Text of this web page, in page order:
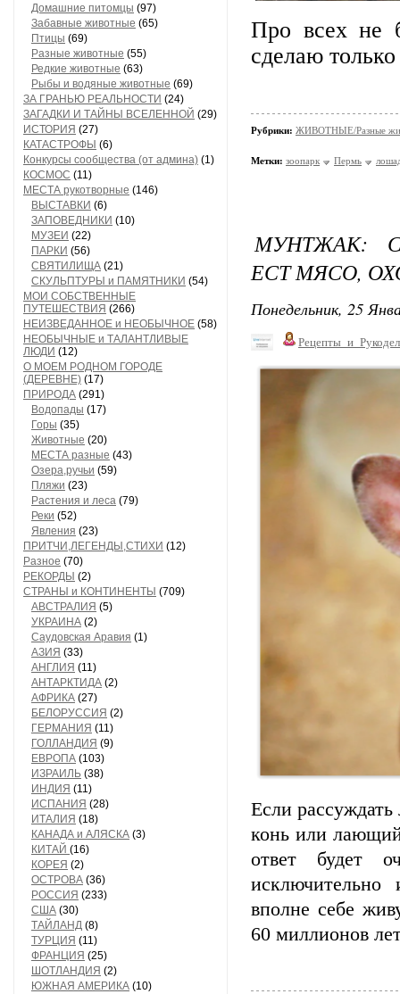
Домашние питомцы (97)
Забавные животные (65)
Птицы (69)
Разные животные (55)
Редкие животные (63)
Рыбы и водяные животные (69)
ЗА ГРАНЬЮ РЕАЛЬНОСТИ (24)
ЗАГАДКИ И ТАЙНЫ ВСЕЛЕННОЙ (29)
ИСТОРИЯ (27)
КАТАСТРОФЫ (6)
Конкурсы сообщества (от админа) (1)
КОСМОС (11)
МЕСТА рукотворные (146)
ВЫСТАВКИ (6)
ЗАПОВЕДНИКИ (10)
МУЗЕИ (22)
ПАРКИ (56)
СВЯТИЛИЩА (21)
СКУЛЬПТУРЫ и ПАМЯТНИКИ (54)
МОИ СОБСТВЕННЫЕ
ПУТЕШЕСТВИЯ (266)
НЕИЗВЕДАННОЕ и НЕОБЫЧНОЕ (58)
НЕОБЫЧНЫЕ и ТАЛАНТЛИВЫЕ
ЛЮДИ (12)
О МОЕМ РОДНОМ ГОРОДЕ
(ДЕРЕВНЕ) (17)
ПРИРОДА (291)
Водопады (17)
Горы (35)
Животные (20)
МЕСТА разные (43)
Озера,ручьи (59)
Пляжи (23)
Растения и леса (79)
Реки (52)
Явления (23)
ПРИТЧИ,ЛЕГЕНДЫ,СТИХИ (12)
Разное (70)
РЕКОРДЫ (2)
СТРАНЫ и КОНТИНЕНТЫ (709)
АВСТРАЛИЯ (5)
УКРАИНА (2)
Саудовская Аравия (1)
АЗИЯ (33)
АНГЛИЯ (11)
АНТАРКТИДА (2)
АФРИКА (27)
БЕЛОРУССИЯ (2)
ГЕРМАНИЯ (11)
ГОЛЛАНДИЯ (9)
ЕВРОПА (103)
ИЗРАИЛЬ (38)
ИНДИЯ (11)
ИСПАНИЯ (28)
ИТАЛИЯ (18)
КАНАДА и АЛЯСКА (3)
КИТАЙ (16)
КОРЕЯ (2)
ОСТРОВА (36)
РОССИЯ (233)
США (30)
ТАЙЛАНД (8)
ТУРЦИЯ (11)
ФРАНЦИЯ (25)
ШОТЛАНДИЯ (2)
ЮЖНАЯ АМЕРИКА (10)
Про всех не
сделаю
Рубрики: ЖИВОТНЫЕ/Разные
Метки: зоопарк Пермь
МУНТЖАК:
ЕСТ МЯСО,
Понедельник, 25
Если
конь или
ответ будет
вполне себе
60 миллионов